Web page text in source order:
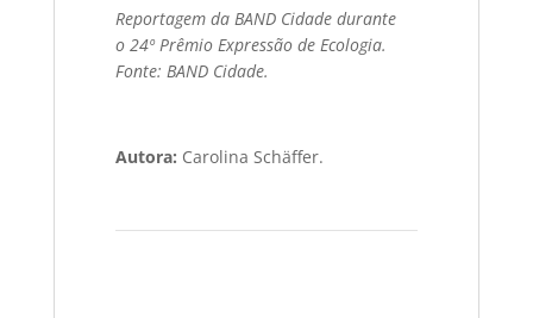
Reportagem da BAND Cidade durante
o 24º Prêmio Expressão de Ecologia.
Fonte: BAND Cidade.
Autora: Carolina Schäffer.